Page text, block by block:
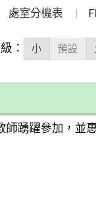
處室分機表
： 小 預設
踴躍參加，並